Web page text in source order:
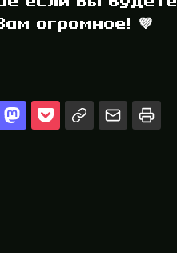
огромное! 💜